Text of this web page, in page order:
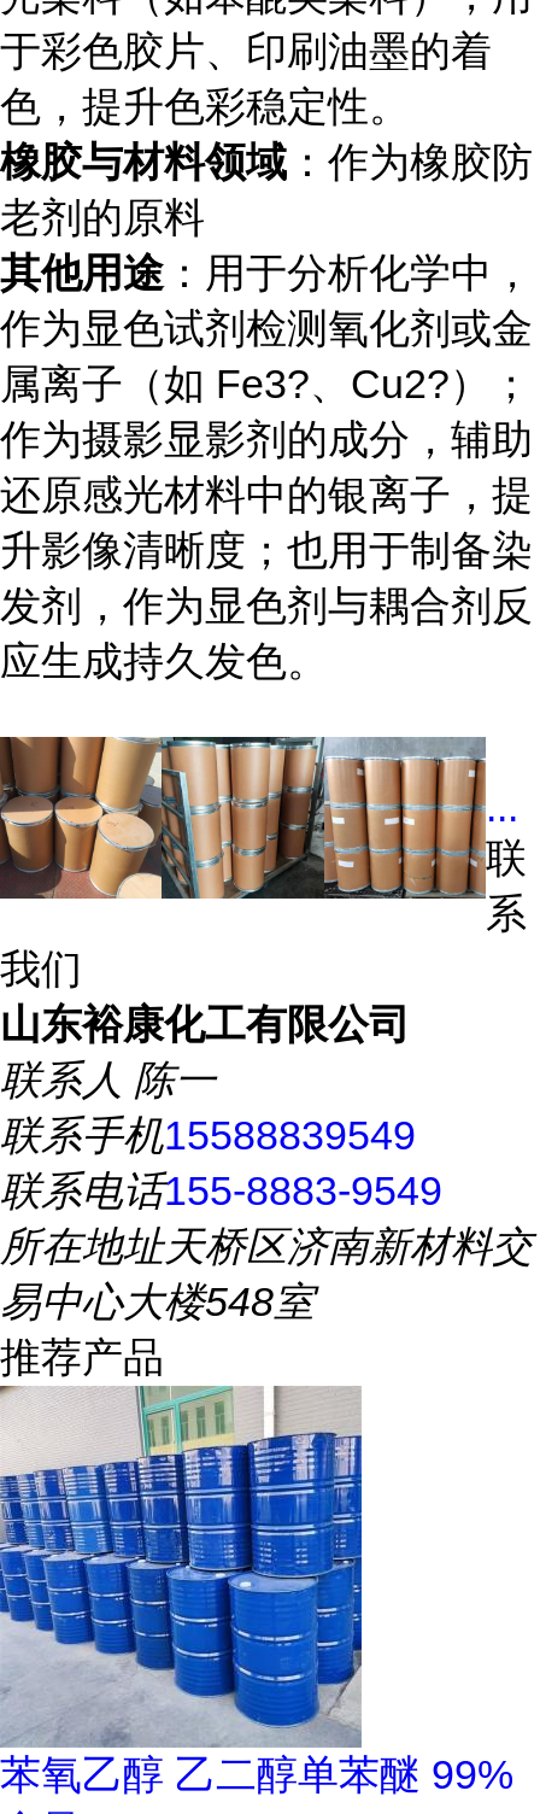
于彩色胶片、印刷油墨的着
色，提升色彩稳定性。
橡胶与材料领域 ：作为橡胶防
老剂的原料
其他用途 ：用于分析化学中，
作为显色试剂检测氧化剂或金
属离子（如 Fe3?、Cu2?）；
作为摄影显影剂的成分，辅助
还原感光材料中的银离子，提
升影像清晰度；也用于制备染
发剂，作为显色剂与耦合剂反
应生成持久发色。
...
联
系
我们
山东裕康化工有限公司
联系人 陈一
联系手机15588839549
联系电话155-8883-9549
所在地址天桥区济南新材料交
易中心大楼548室
推荐产品
苯氧乙醇 乙二醇单苯醚 99%